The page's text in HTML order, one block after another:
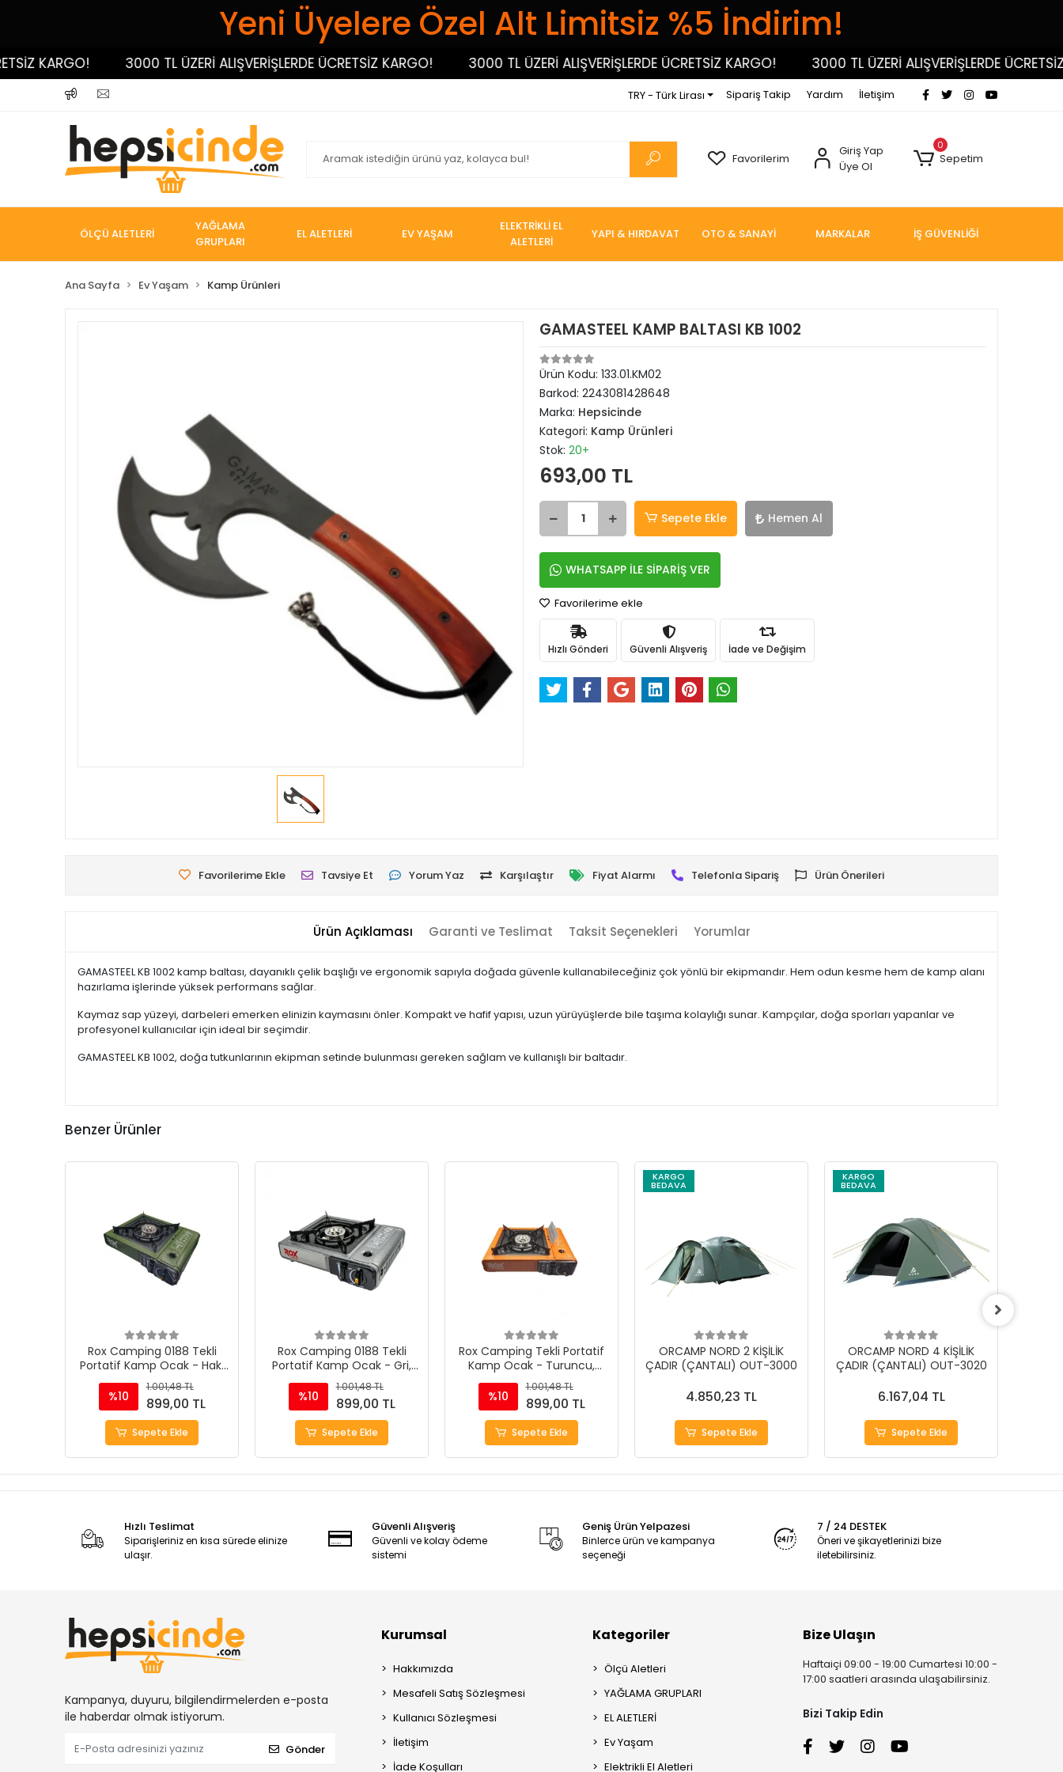
Yeni Üyelere Özel Alt Limitsiz %5 İndirim!
KARGO! 3000 TL ÜZERİ ALIŞVERİŞLERDE ÜCRETSİZ KARGO! 3000 TL ÜZERİ ALIŞVERİŞLERDE ÜCRETSİZ KARGO! 3000 TL ÜZERİ ALIŞVERİŞLERDE ÜCRETSİZ
TRY - Türk Lirası Sipariş Takip Yardım İletişim
Favorilerim
Giriş Yap
Üye Ol
0
Sepetim
ÖLÇÜ ALETLERİ
YAĞLAMA
GRUPLARI
EL ALETLERİ EV YAŞAM
ELEKTRİKLİ EL
ALETLERİ
YAPI & HIRDAVAT OTO & SANAYİ MARKALAR İŞ GÜVENLİĞİ
Ana Sayfa Ev Yaşam Kamp Ürünleri
GAMASTEEL KAMP BALTASI KB 1002
Ürün Kodu: 133.01.KM02
Barkod: 2243081428648
Marka: Hepsicinde
Kategori: Kamp Ürünleri
Stok: 20+
693,00 TL
Sepete Ekle Hemen Al
WHATSAPP İLE SİPARİŞ VER
Favorilerime ekle
Hızlı Gönderi Güvenli Alışveriş İade ve Değişim
Favorilerime Ekle Tavsiye Et Yorum Yaz Karşılaştır Fiyat Alarmı Telefonla Sipariş Ürün Önerileri
Ürün Açıklaması Garanti ve Teslimat Taksit Seçenekleri Yorumlar
GAMASTEEL KB 1002 kamp baltası, dayanıklı çelik başlığı ve ergonomik sapıyla doğada güvenle kullanabileceğiniz çok yönlü bir ekipmandır. Hem odun kesme hem de kamp alanı
hazırlama işlerinde yüksek performans sağlar.
Kaymaz sap yüzeyi, darbeleri emerken elinizin kaymasını önler. Kompakt ve hafif yapısı, uzun yürüyüşlerde bile taşıma kolaylığı sunar. Kampçılar, doğa sporları yapanlar ve
profesyonel kullanıcılar için ideal bir seçimdir.
GAMASTEEL KB 1002, doğa tutkunlarının ekipman setinde bulunması gereken sağlam ve kullanışlı bir baltadır.
Benzer Ürünler
Rox Camping 0188 Tekli
Portatif Kamp Ocak - Haki
Yeşil, Rüzgarlıklı, Ekstra Gaz
Girişli
%10
1.001,48 TL
899,00 TL
Sepete Ekle
Rox Camping 0188 Tekli
Portatif Kamp Ocak - Gri,
Rüzgarlıklı, Ekstra Gaz Girişli
%10
1.001,48 TL
899,00 TL
Sepete Ekle
Rox Camping Tekli Portatif
Kamp Ocak - Turuncu,
Rüzgarlıklı, Ekstra Gaz Girişli
%10
1.001,48 TL
899,00 TL
Sepete Ekle
KARGO
BEDAVA
ORCAMP NORD 2 KİŞİLİK
ÇADIR (ÇANTALI) OUT-3000
4.850,23 TL
Sepete Ekle
KARGO
BEDAVA
ORCAMP NORD 4 KİŞİLİK
ÇADIR (ÇANTALI) OUT-3020
6.167,04 TL
Sepete Ekle
Hızlı Teslimat
Siparişleriniz en kısa sürede elinize
ulaşır.
Güvenli Alışveriş
Güvenli ve kolay ödeme
sistemi
Geniş Ürün Yelpazesi
Binlerce ürün ve kampanya
seçeneği
7 / 24 DESTEK
Öneri ve şikayetlerinizi bize
iletebilirsiniz.
Kampanya, duyuru, bilgilendirmelerden e-posta
ile haberdar olmak istiyorum.
Gönder
Kurumsal
Hakkımızda
Mesafeli Satış Sözleşmesi
Kullanıcı Sözleşmesi
İletişim
İade Koşulları
Kategoriler
Ölçü Aletleri
YAĞLAMA GRUPLARI
EL ALETLERİ
Ev Yaşam
Elektrikli El Aletleri
Bize Ulaşın
Haftaiçi 09:00 - 19:00 Cumartesi 10:00 -
17:00 saatleri arasında ulaşabilirsiniz.
Bizi Takip Edin